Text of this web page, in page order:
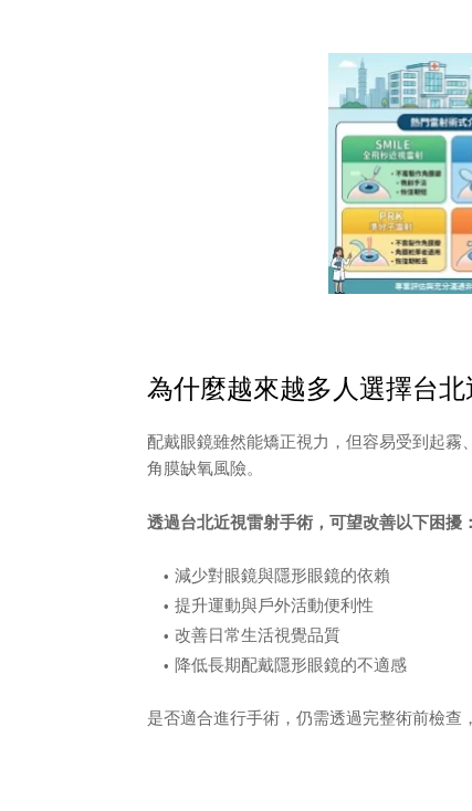
為什麼越來越多人選擇台北
配戴眼鏡雖然能矯正視力，但容易受到起
角膜缺氧風險。
透過台北近視雷射手術，可望改善以下困擾：
減少對眼鏡與隱形眼鏡的依賴
提升運動與戶外活動便利性
改善日常生活視覺品質
降低長期配戴隱形眼鏡的不適感
是否適合進行手術，仍需透過完整術前檢查